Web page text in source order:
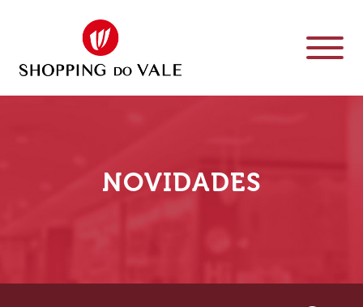
NOVIDADES